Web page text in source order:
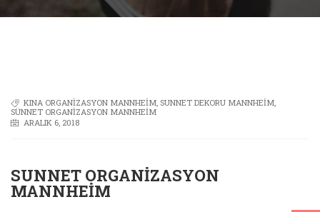
KINA ORGANIZASYON MANNHEIM, SUNNET DEKORU MANNHEIM,
SÜNNET ORGANIZASYON MANNHEIM
ARALIK 6, 2018
SUNNET ORGANIZASYON
MANNHEIM